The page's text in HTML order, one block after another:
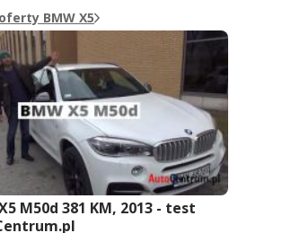
BMW X5
M50d 381 KM, 2013 - test